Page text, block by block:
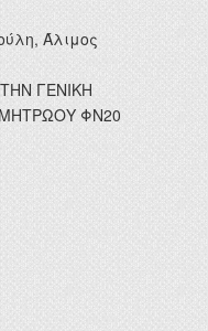
Άλιμος
ΓΕΝΙΚΗ
ΦΝ20